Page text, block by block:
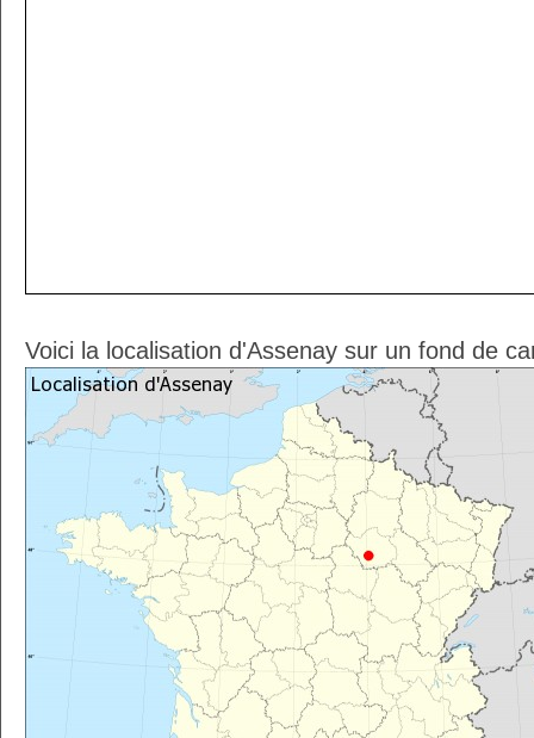
Voici la localisation d'Assenay sur un fond de